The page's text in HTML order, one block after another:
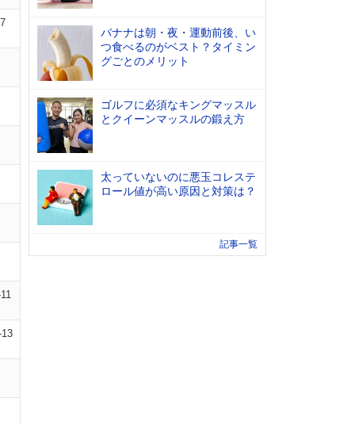
バナナは朝・夜・運動前後、い
つ食べるのがベスト？タイミン
グごとのメリット
ゴルフに必須なキングマッスル
とクイーンマッスルの鍛え方
太っていないのに悪玉コレステ
ロール値が高い原因と対策は？
記事一覧